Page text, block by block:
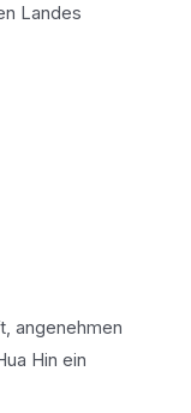
Landes
angenehmen
Hin ein